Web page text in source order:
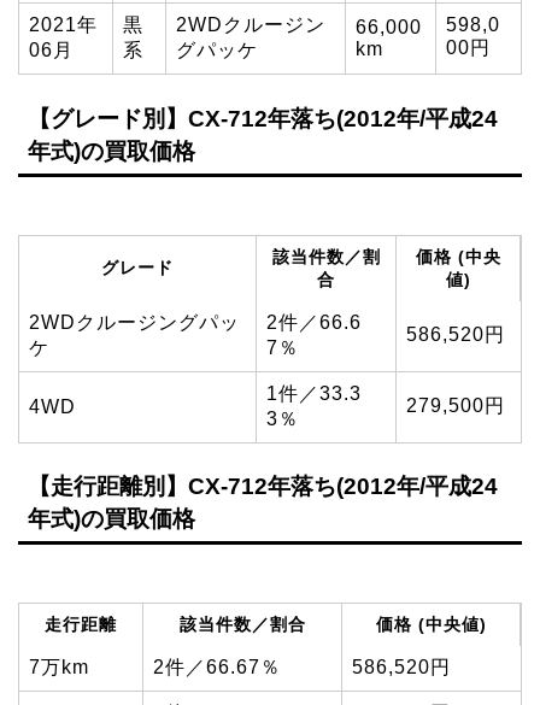
2021年
06月
黒
系
2WDクルージン
グパッケ
66,000
km
598,0
00円
【グレード別】CX-712年落ち(2012年/平成24
年式)の買取価格
グレード
該当件数／割
合
価格 (中央
値)
2WDクルージングパッ
ケ
2件／66.6
7％
586,520円
4WD
1件／33.3
3％
279,500円
【走行距離別】CX-712年落ち(2012年/平成24
年式)の買取価格
走行距離 該当件数／割合 価格 (中央値)
7万km 2件／66.67％ 586,520円